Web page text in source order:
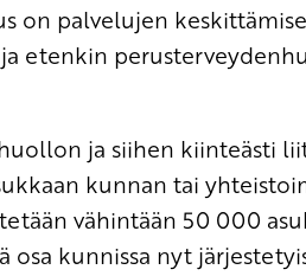
on palvelujen
etenkin
ja siihen kiinteästi
kunnan tai
vähintään 50 000
kunnissa nyt